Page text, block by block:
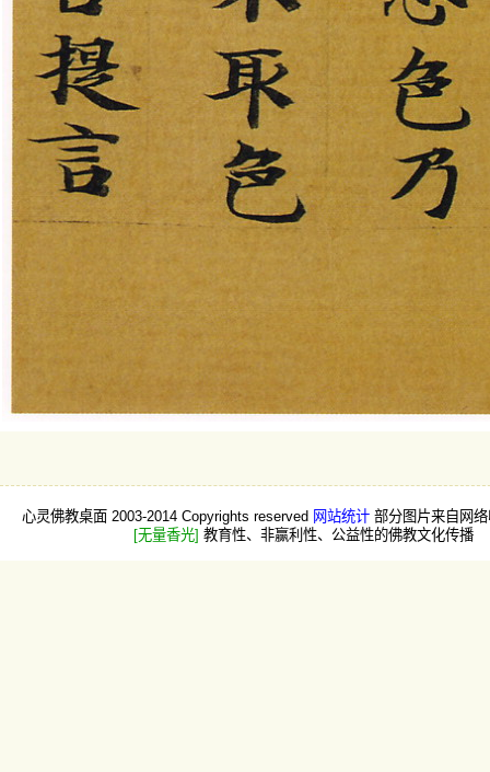
心灵佛教桌面 2003-2014 Copyrights reserved 网站统计 部分图片来自网
[无量香光] 教育性、非赢利性、公益性的佛教文化传